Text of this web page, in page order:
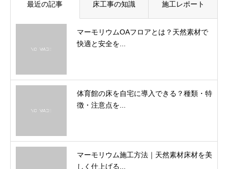
最近の記事 床工事の知識 施工レポート
マーモリウムOAフロアとは？天然素材で
快適と安全を...
体育館の床を自宅に導入できる？種類・特
徴・注意点を...
マーモリウム施工方法｜天然素材床材を美
しく仕上げる...